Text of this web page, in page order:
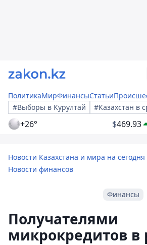
ПолитикаМирФинансыСтатьи
#Выборы в Курултай
#Казахстан в
+26° $469.93
Новости Казахстана и мира на сегодня
Новости финансов
Финансы
Получателями
микрокредитов в